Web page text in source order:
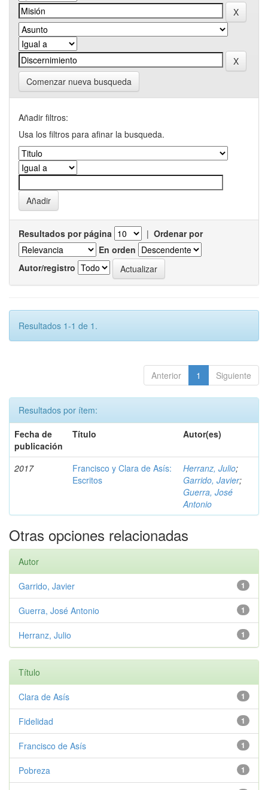
Comenzar nueva busqueda
Añadir filtros:
Usa los filtros para afinar la busqueda.
Resultados por página | Ordenar por
En orden
Autor/registro
Resultados 1-1 de 1.
Anterior 1 Siguiente
Resultados por ítem:
Fecha de
publicación
Título Autor(es)
2017
Francisco y Clara de Asís:
Escritos
Herranz, Julio;
Garrido, Javier;
Guerra, José
Antonio
Otras opciones relacionadas
Autor
1
Garrido, Javier
1
Guerra, José Antonio
1
Herranz, Julio
Título
1
Clara de Asís
1
Fidelidad
1
Francisco de Asís
1
Pobreza